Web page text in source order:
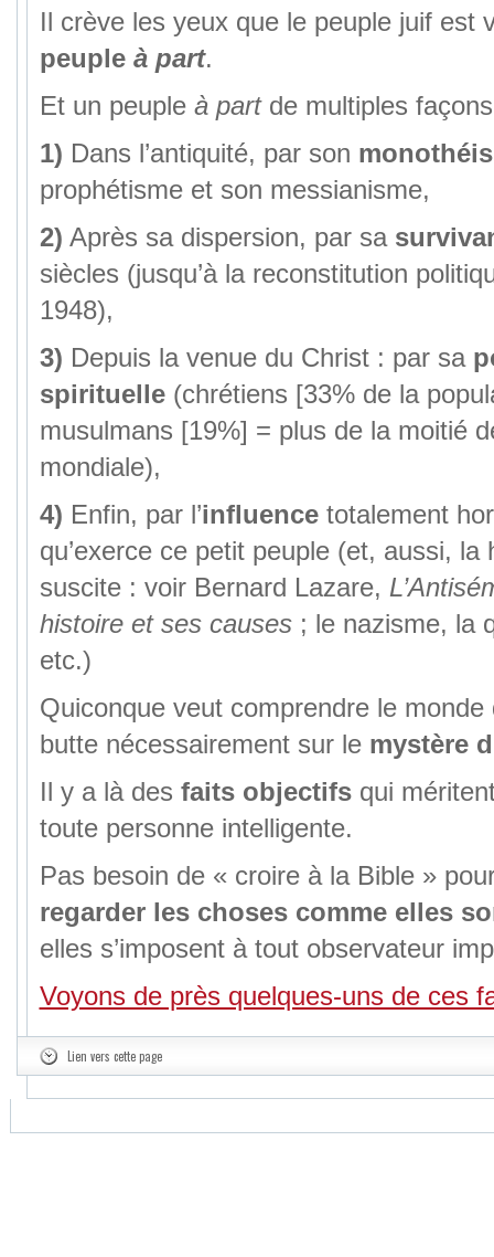
Il crève les yeux que le peuple juif est
peuple à part.
Et un peuple à partde multiples
1) Dans l’antiquité, par son
prophétisme et son messianisme,
2) Après sa dispersion, par sa
siècles (jusqu’à la reconstitution
1948),
3) Depuis la venue du Christ : par sa
spirituelle(chrétiens [33% de la
musulmans [19%] = plus de la moitié
mondiale),
4) Enfin, par l’influencetotalement
qu’exerce ce petit peuple (et, aussi, la
suscite : voir Bernard Lazare,
histoire et ses causes ; le nazisme, la
etc.)
Quiconque veut comprendre le monde
butte nécessairement sur le mystère
Il y a là des faits objectifsqui
toute personne intelligente.
Pas besoin de « croire à la Bible »
regarder les choses comme elles
elles s’imposent à tout observateur
Voyons de près quelques-uns de ces
Lien vers cette page